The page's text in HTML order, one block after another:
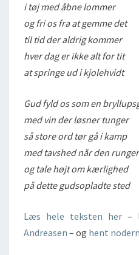
i tøj med åbne lommer
og fri os fra at gemme det
til tid der aldrig kommer
hver dag er ikke alt for tit
at springe ud i kjolehvidt
Gud fyld os som en
med vin der løsner tunger
så store ord tør gå i kamp
med tavshed når den runger
og tale højt om kærlighed
på dette gudsopladte sted
Læs hele teksten her –
Andreasen – og hent